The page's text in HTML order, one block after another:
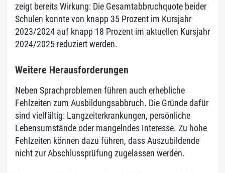
zeigt bereits Wirkung: Die Gesamtabbruchquote beider
Schulen konnte von knapp 35 Prozent im Kursjahr
2023/2024 auf knapp 18 Prozent im aktuellen Kursjahr
2024/2025 reduziert werden.
Weitere Herausforderungen
Neben Sprachproblemen führen auch erhebliche
Fehlzeiten zum Ausbildungsabbruch. Die Gründe dafür
sind vielfältig: Langzeiterkrankungen, persönliche
Lebensumstände oder mangelndes Interesse. Zu hohe
Fehlzeiten können dazu führen, dass Auszubildende
nicht zur Abschlussprüfung zugelassen werden.